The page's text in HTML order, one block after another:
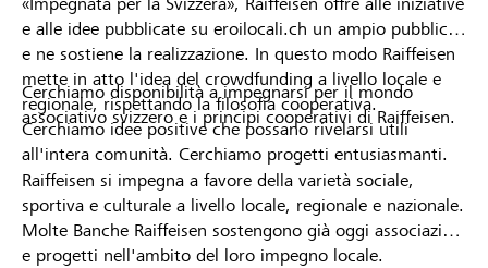
e alle idee pubblicate su eroilocali.ch un ampio pubblico
e ne sostiene la realizzazione. In questo modo Raiffeisen
mette in atto l'idea del crowdfunding a livello locale e
regionale, rispettando la filosofia cooperativa.
Cerchiamo idee positive che possano rivelarsi utili
all'intera comunità. Cerchiamo progetti entusiasmanti.
Cerchiamo disponibilità a impegnarsi per il mondo
associativo svizzero e i principi cooperativi di Raiffeisen.
Raiffeisen si impegna a favore della varietà sociale,
sportiva e culturale a livello locale, regionale e nazionale.
Molte Banche Raiffeisen sostengono già oggi associazioni
e progetti nell'ambito del loro impegno locale.